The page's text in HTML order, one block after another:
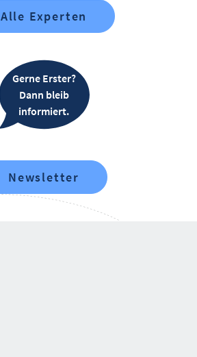
Alle Experten
Gerne Erster?
Dann bleib
informiert.
Newsletter